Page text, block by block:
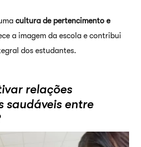
cultura de pertencimento e
a imagem da escola e contribui
dos estudantes.
relações
saudáveis entre